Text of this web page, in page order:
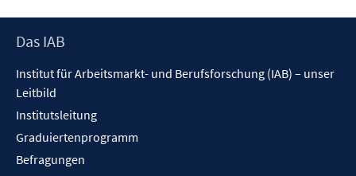
Footer
Das IAB
Institut für Arbeitsmarkt- und Berufsforschung (IAB) – unser
Leitbild
Institutsleitung
Graduiertenprogramm
Befragungen